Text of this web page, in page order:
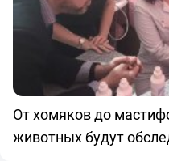
От хомяков до
животных будут